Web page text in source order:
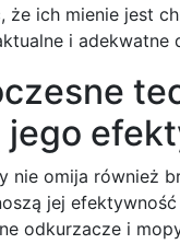
że ich mienie jest
i adekwatne
jego
nie omija również
jej
odkurzacze i